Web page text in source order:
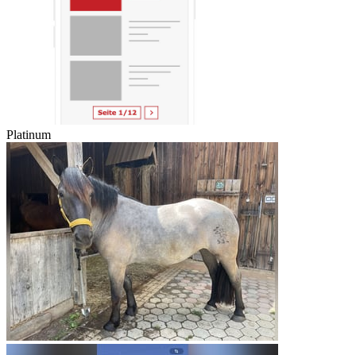
Platinum